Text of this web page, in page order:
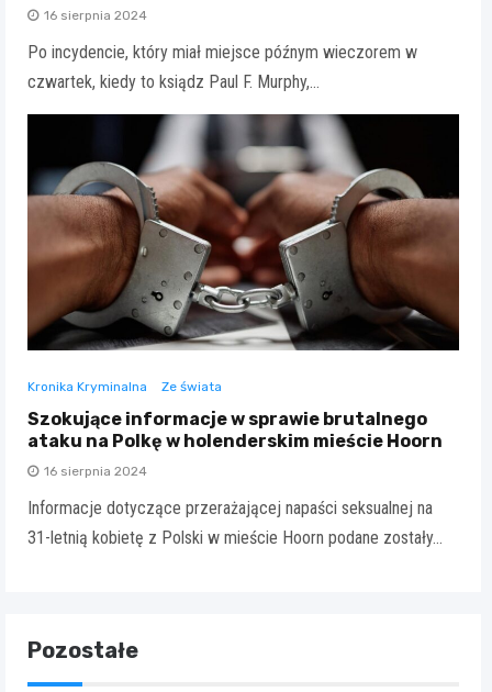
16 sierpnia 2024
Po incydencie, który miał miejsce późnym wieczorem w
czwartek, kiedy to ksiądz Paul F. Murphy,…
Kronika Kryminalna Ze świata
Szokujące informacje w sprawie brutalnego
ataku na Polkę w holenderskim mieście Hoorn
16 sierpnia 2024
Informacje dotyczące przerażającej napaści seksualnej na
31-letnią kobietę z Polski w mieście Hoorn podane zostały…
Pozostałe